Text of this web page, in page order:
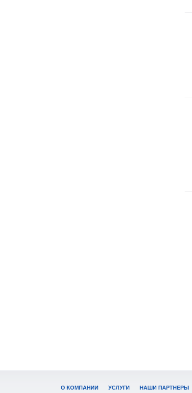
О КОМПАНИИ УСЛУГИ НАШИ ПАРТНЕРЫ